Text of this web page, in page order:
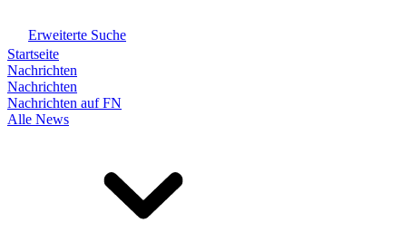
Erweiterte Suche
Startseite
Nachrichten
Nachrichten
Nachrichten auf FN
Alle News